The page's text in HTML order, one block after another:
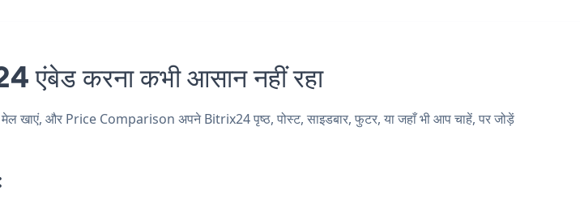
करना कभी आसान नहीं रहा
और Price Comparison अपने Bitrix24 पृष्ठ, पोस्ट, साइडबार, फुटर, या जहाँ भी आप चाहें, पर जोड़ें